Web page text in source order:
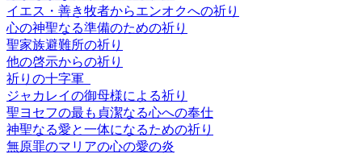
イエス・善き牧者からエンオクへの祈り
心の神聖なる準備のための祈り
聖家族避難所の祈り
他の啓示からの祈り
祈りの十字軍
ジャカレイの御母様による祈り
聖ヨセフの最も貞潔なる心への奉仕
神聖なる愛と一体になるための祈り
無原罪のマリアの心の愛の炎